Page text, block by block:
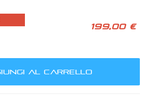
199,00 €
AL CARRELLO